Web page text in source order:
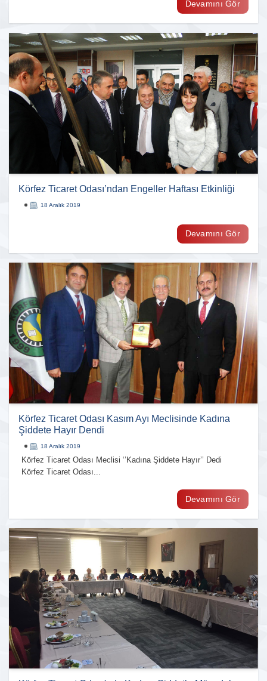
Devamını Gör
Körfez Ticaret Odası’ndan Engeller Haftası Etkinliği
18 Aralık 2019
Devamını Gör
Körfez Ticaret Odası Kasım Ayı Meclisinde Kadına
Şiddete Hayır Dendi
18 Aralık 2019
Körfez Ticaret Odası Meclisi ‘’Kadına Şiddete Hayır’’ Dedi
Körfez Ticaret Odası...
Devamını Gör